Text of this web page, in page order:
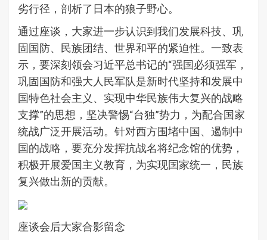
劣行径，剖析了日本的狼子野心。
通过座谈，大家进一步认识到我们发展科技、巩
固国防、民族团结、世界和平的紧迫性。一致表
示，要深刻领会习近平总书记的“强国必须强军，
巩固国防和强大人民军队是新时代坚持和发展中
国特色社会主义、实现中华民族伟大复兴的战略
支撑”的思想，坚决警惕“台独”势力，为配合国家
统战广泛开展活动。针对西方围堵中国、遏制中
国的战略，要充分发挥抗战名将纪念馆的优势，
积极开展爱国主义教育，为实现国家统一，民族
复兴做出新的贡献。
座谈会后大家合影留念